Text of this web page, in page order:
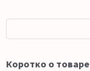
Коротко о товаре